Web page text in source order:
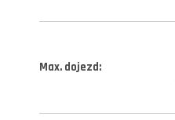
Max. dojezd: